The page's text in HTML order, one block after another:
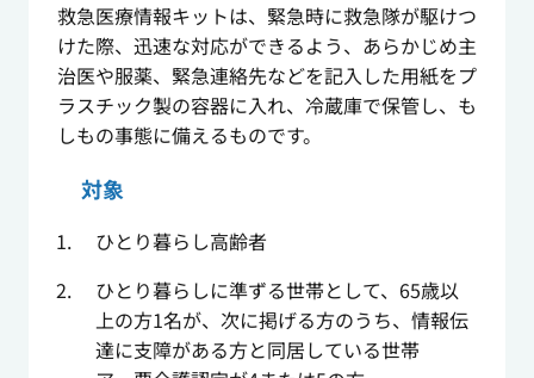
救急医療情報キットは、緊急時に救急隊が駆けつ
けた際、迅速な対応ができるよう、あらかじめ主
治医や服薬、緊急連絡先などを記入した用紙をプ
ラスチック製の容器に入れ、冷蔵庫で保管し、も
しもの事態に備えるものです。
対象
ひとり暮らし高齢者
ひとり暮らしに準ずる世帯として、65歳以
上の方1名が、次に掲げる方のうち、情報伝
達に支障がある方と同居している世帯